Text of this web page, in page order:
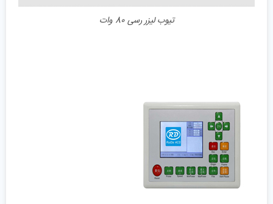
تیوب لیزر رسی 80 وات
جزئیات